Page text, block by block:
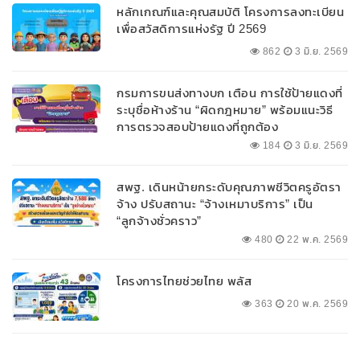
หลักเกณฑ์และคุณสมบัติ โครงการลงทะเบียน
เพื่อสวัสดิการแห่งรัฐ ปี 2569
862 3 มิ.ย. 2569
กรมการขนส่งทางบก เตือน การใช้ป้ายแดงที่
ระบุชื่อห้างร้าน “ผิดกฎหมาย” พร้อมแนะวิธี
การตรวจสอบป้ายแดงที่ถูกต้อง
184 3 มิ.ย. 2569
สพฐ. เดินหน้ายกระดับคุณภาพชีวิตครูอัตรา
จ้าง ปรับสถานะ “จ้างเหมาบริการ” เป็น
“ลูกจ้างชั่วคราว”
480 22 พ.ค. 2569
โครงการไทยช่วยไทย พลัส
363 20 พ.ค. 2569